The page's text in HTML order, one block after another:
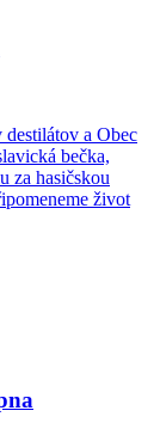
a Obec
bečka,
za hasičskou
život